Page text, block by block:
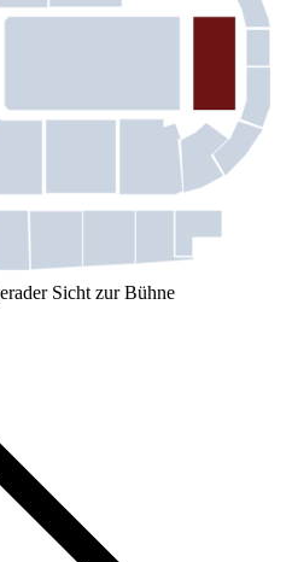
Sicht zur Bühne